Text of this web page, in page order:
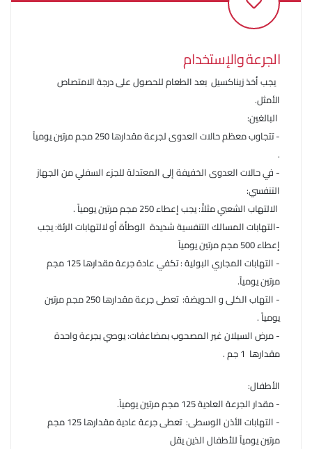
الجرعة والإستخدام
يجب أخذ زيناكسيل بعد الطعام للحصول على درجة الامتصاص
الأمثل.
البالغين:
- تتجاوب معظم حالات العدوى لجرعة مقدارها 250 مجم مرتين يومياً
.
- في حالات العدوى الخفيفة إلى المعتدلة للجزء السفلي من الجهاز
التنفسي:
الالتهاب الشعبي مثلاًً: يجب إعطاء 250 مجم مرتين يومياً .
-التهابات المسالك التنفسية شديدة الوطأة أو لالتهابات الرئة: يجب
إعطاء 500 مجم مرتين يومياً
- التهابات المجاري البولية : تكفي عادة جرعة مقدارها 125 مجم
مرتين يومياً.
- التهاب الكلى و الحويضة: تعطى جرعة مقدارها 250 مجم مرتين
يومياً .
- مرض السيلان غير المصحوب بمضاعفات: يوصي بجرعة واحدة
مقدارها 1 جم .
الأطفال:
- مقدار الجرعة العادية 125 مجم مرتين يومياً.
- التهابات الأذن الوسطى: تعطى جرعة عادية مقدارها 125 مجم
مرتين يومياً للأطفال الذين يقل